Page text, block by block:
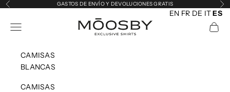
Ir al contenido
Anterior GASTOS DE ENVÍO Y DEVOLUCIONES GRATIS
MOOSBY
Abrir menú de navegación Abrir
CAMISAS
BLANCAS
CAMISAS
EN FR DE ITES